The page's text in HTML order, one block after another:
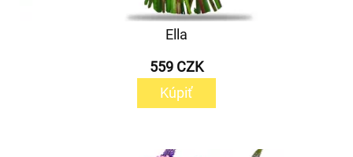
Ella
559 CZK
Kúpiť